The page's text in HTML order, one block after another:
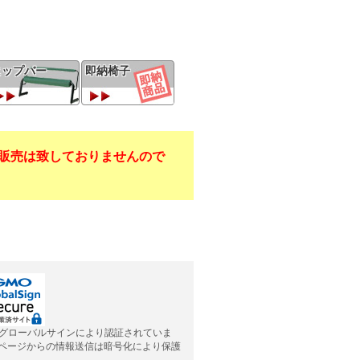
ップバー 即納椅子
売は致しておりませんので
ローバルサインにより認証されていま
ージからの情報送信は暗号化により保護